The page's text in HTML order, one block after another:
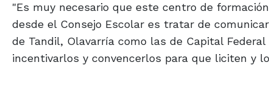
"Es muy necesario que este centro de
desde el Consejo Escolar es tratar de
de Tandil, Olavarría como las de Capital
incentivarlos y convencerlos para que liciten y